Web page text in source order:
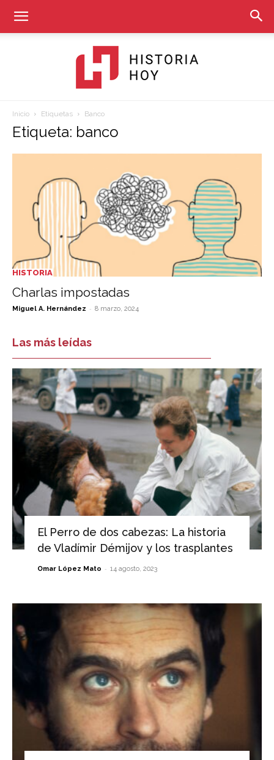
Inicio Etiquetas Banco
Etiqueta: banco
HISTORIA
Charlas impostadas
Miguel A. Hernández - 8 marzo, 2024
Las más leídas
El Perro de dos cabezas: La historia
de Vladímir Démijov y los trasplantes
Omar López Mato - 14 agosto, 2023